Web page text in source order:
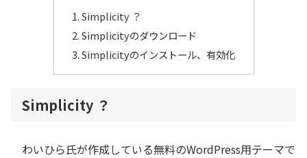
Simplicity ？
Simplicityのダウンロード
Simplicityのインストール、有効化
Simplicity ？
わいひら氏が作成している無料のWordPress用テーマで